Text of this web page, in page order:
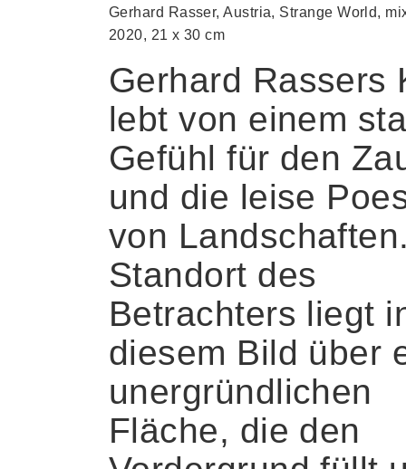
Gerhard Rasser, Austria, Strange World,
2020, 21 x 30 cm
Gerhard Rassers
lebt von einem
Gefühl für den
und die leise
von
Standort des
Betrachters liegt
diesem Bild über
unergründlichen
Fläche, die den